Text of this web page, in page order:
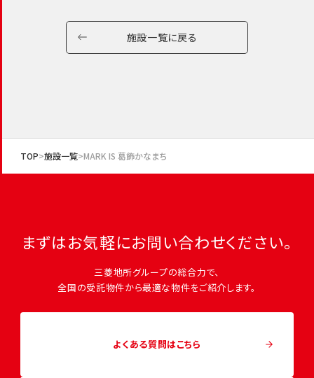
施設一覧に戻る
TOP 施設一覧 MARK IS 葛飾かなまち
まずはお気軽にお問い合わせください。
三菱地所グループの総合力で、
全国の受託物件から最適な物件をご紹介します。
よくある質問はこちら